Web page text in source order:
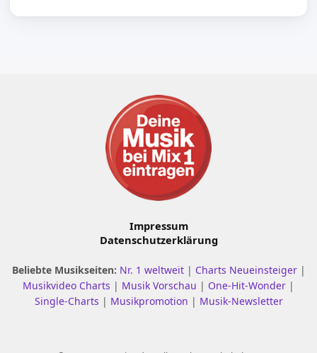
Impressum
Datenschutzerklärung
Beliebte Musikseiten: Nr. 1 weltweit | Charts Neueinsteiger |
Musikvideo Charts | Musik Vorschau | One-Hit-Wonder |
Single-Charts | Musikpromotion | Musik-Newsletter